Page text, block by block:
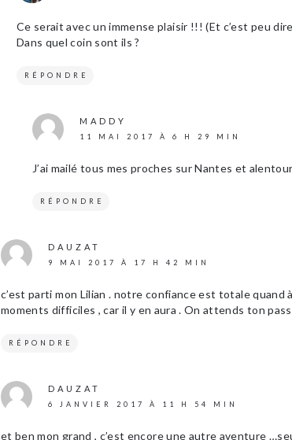
Ce serait avec un immense plaisir !!! (Et c’est peu
Dans quel coin sont ils ?
RÉPONDRE
MADDY
11 MAI 2017 À 6 H 29 MIN
J’ai mailé tous mes proches sur Nantes et
RÉPONDRE
DAUZAT
9 MAI 2017 À 17 H 42 MIN
c’est parti mon Lilian . notre confiance est totale
moments difficiles , car il y en aura . On attends ton
RÉPONDRE
DAUZAT
6 JANVIER 2017 À 11 H 54 MIN
et ben mon grand , c’est encore une autre aventure